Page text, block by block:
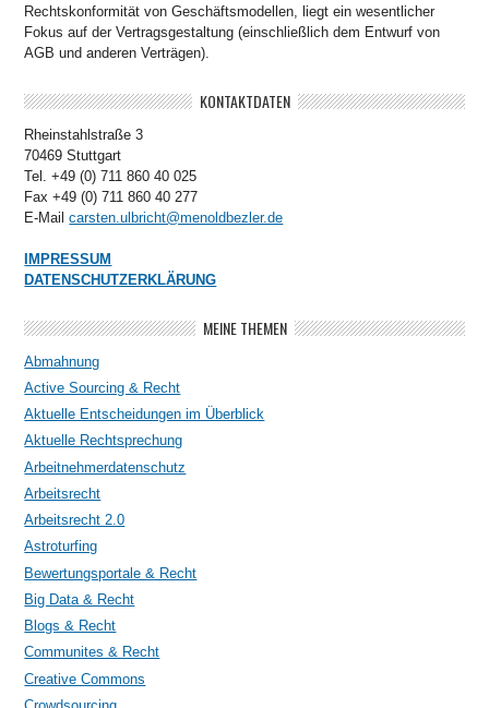
Rechtskonformität von Geschäftsmodellen, liegt ein wesentlicher
Fokus auf der Vertragsgestaltung (einschließlich dem Entwurf von
AGB und anderen Verträgen).
KONTAKTDATEN
Rheinstahlstraße 3
70469 Stuttgart
Tel. +49 (0) 711 860 40 025
Fax +49 (0) 711 860 40 277
E-Mailcarsten.ulbricht@menoldbezler.de
IMPRESSUM
DATENSCHUTZERKLÄRUNG
MEINE THEMEN
Abmahnung
Active Sourcing & Recht
Aktuelle Entscheidungen im Überblick
Aktuelle Rechtsprechung
Arbeitnehmerdatenschutz
Arbeitsrecht
Arbeitsrecht 2.0
Astroturfing
Bewertungsportale & Recht
Big Data & Recht
Blogs & Recht
Communites & Recht
Creative Commons